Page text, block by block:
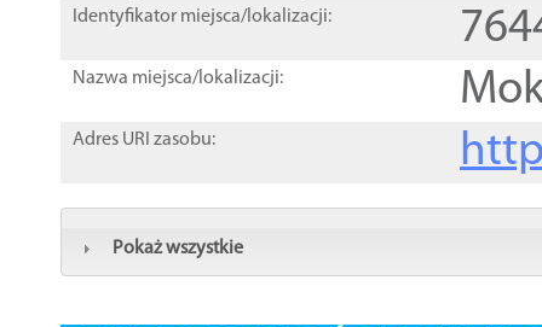
Identyfikator miejsca/lokalizacji:
Nazwa miejsca/lokalizacji:
Adres URI zasobu:
Pokaż wszystkie